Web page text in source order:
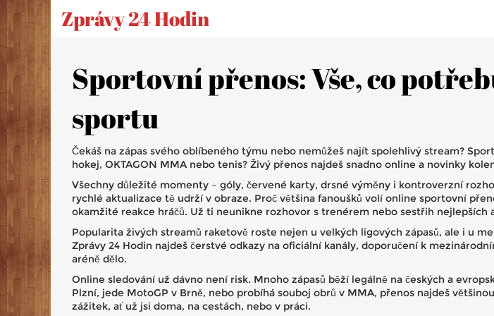
Zprávy 24 Hodin
Sportovní přenos: Vše, co
sportu
Čekáš na zápas svého oblíbeného týmu nebo nemůžeš najít spolehlivý stream?
hokej, OKTAGON MMA nebo tenis? Živý přenos najdeš snadno online a novinky
Všechny důležité momenty – góly, červené karty, drsné výměny i kontroverzní
rychlé aktualizace tě udrží v obraze. Proč většina fanoušků volí online sportovní
okamžité reakce hráčů. Už ti neunikne rozhovor s trenérem nebo sestřih nejlepších
Popularita živých streamů raketově roste nejen u velkých ligových zápasů, ale i u
Zprávy 24 Hodin najdeš čerstvé odkazy na oficiální kanály, doporučení k
aréně dělo.
Online sledování už dávno není risk. Mnoho zápasů běží legálně na českých a
Plzní, jede MotoGP v Brně, nebo probíhá souboj obrů v MMA, přenos najdeš
zážitek, ať už jsi doma, na cestách, nebo v práci.